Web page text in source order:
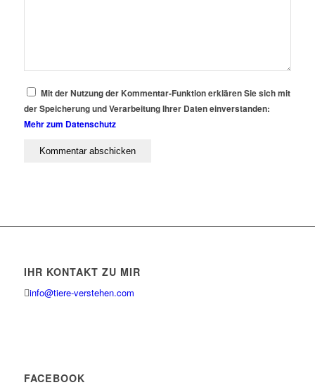
Mit der Nutzung der Kommentar-Funktion erklären Sie sich mit
der Speicherung und Verarbeitung Ihrer Daten einverstanden:
Mehr zum Datenschutz
IHR KONTAKT ZU MIR
info@tiere-verstehen.com
FACEBOOK